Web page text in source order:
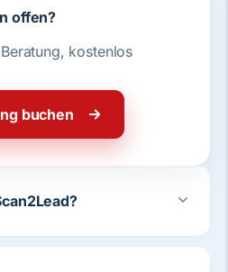
offen?
kostenlos
buchen